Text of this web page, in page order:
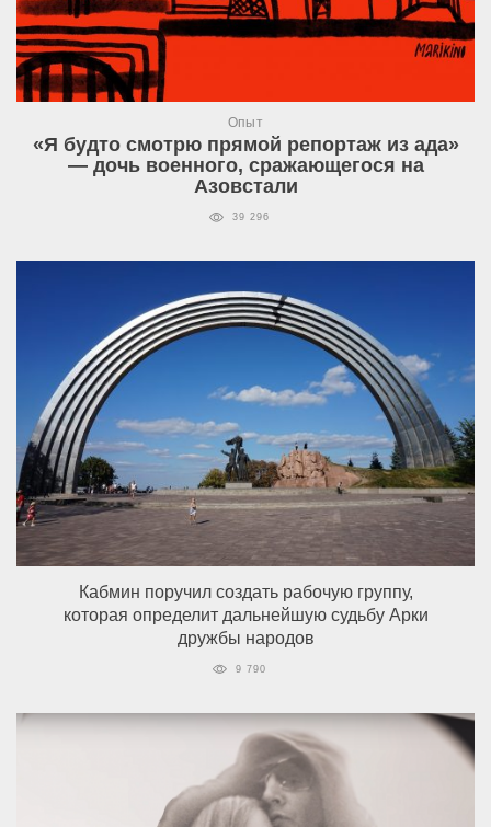
Опыт
«Я будто смотрю прямой репортаж из ада»
— дочь военного, сражающегося на
Азовстали
39 296
Кабмин поручил создать рабочую группу,
которая определит дальнейшую судьбу Арки
дружбы народов
9 790